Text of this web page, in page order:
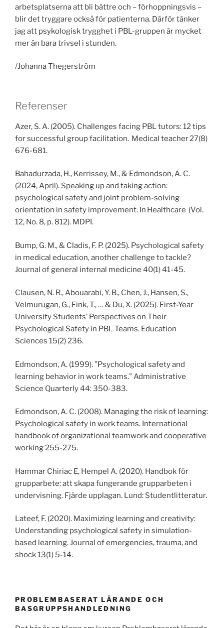
arbetsplatserna att bli bättre och – förhoppningsvis –
blir det tryggare också för patienterna. Därför tänker
jag att psykologisk trygghet i PBL-gruppen är mycket
mer än bara trivsel i stunden.
/Johanna Thegerström
Referenser
Azer, S. A. (2005). Challenges facing PBL tutors: 12 tips
for successful group facilitation. Medical teacher 27(8)
676-681.
Bahadurzada, H., Kerrissey, M., & Edmondson, A. C.
(2024, April). Speaking up and taking action:
psychological safety and joint problem-solving
orientation in safety improvement. In Healthcare (Vol.
12, No. 8, p. 812). MDPI.
Bump, G. M., & Cladis, F. P. (2025). Psychological safety
in medical education, another challenge to tackle?
Journal of general internal medicine 40(1) 41-45.
Clausen, N. R., Abouarabi, Y. B., Chen, J., Hansen, S.,
Velmurugan, G., Fink, T., … & Du, X. (2025). First-Year
University Students’ Perspectives on Their
Psychological Safety in PBL Teams. Education
Sciences 15(2) 236.
Edmondson, A. (1999). ”Psychological safety and
learning behavior in work teams.” Administrative
Science Quarterly 44: 350-383.
Edmondson, A. C. (2008). Managing the risk of learning:
Psychological safety in work teams. International
handbook of organizational teamwork and cooperative
working 255-275.
Hammar Chiriac E, Hempel A. (2020). Handbok för
grupparbete: att skapa fungerande grupparbeten i
undervisning. Fjärde upplagan. Lund: Studentlitteratur.
Lateef, F. (2020). Maximizing learning and creativity:
Understanding psychological safety in simulation-
based learning. Journal of emergencies, trauma, and
shock 13(1) 5-14.
PROBLEMBASERAT LÄRANDE OCH
BASGRUPPSHANDLEDNING